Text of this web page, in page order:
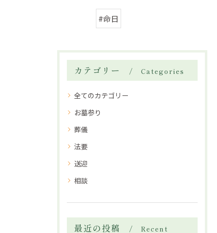
#命日
カテゴリー Categories
全てのカテゴリー
お墓参り
葬儀
法要
送迎
相談
最近の投稿
Recent